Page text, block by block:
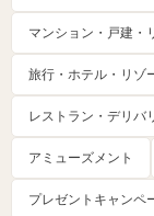
マンション・戸建・
旅行・ホテル・リゾ
レストラン・デリバ
アミューズメント
プレゼントキャンペ